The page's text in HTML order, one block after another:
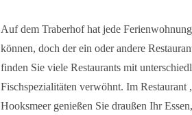
Auf dem Traberhof hat jede
können, doch der ein oder andere
finden Sie viele Restaurants mit
Fischspezialitäten verwöhnt. Im
Hooksmeer genießen Sie draußen Ihr